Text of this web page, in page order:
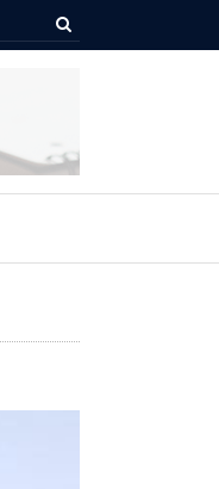
aparta la fecha